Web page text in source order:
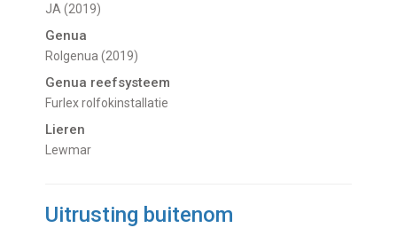
JA (2019)
Genua
Rolgenua (2019)
Genua reefsysteem
Furlex rolfokinstallatie
Lieren
Lewmar
Uitrusting buitenom